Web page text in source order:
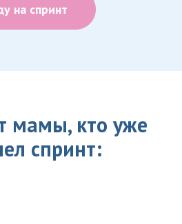
на спринт
мамы, кто уже
спринт: